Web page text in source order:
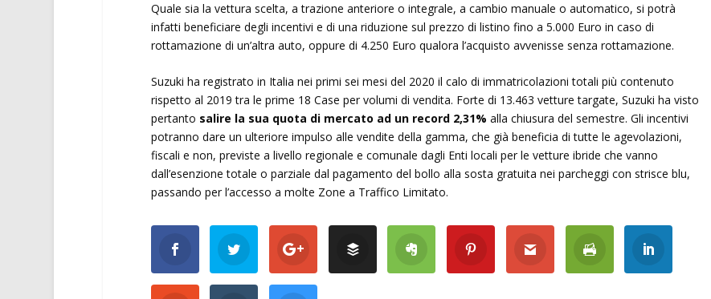
Quale sia la vettura scelta, a trazione anteriore o integrale, a cambio manuale o automatico, si potrà
infatti beneficiare degli incentivi e di una riduzione sul prezzo di listino fino a 5.000 Euro in caso di
rottamazione di un’altra auto, oppure di 4.250 Euro qualora l’acquisto avvenisse senza rottamazione.
Suzuki ha registrato in Italia nei primi sei mesi del 2020 il calo di immatricolazioni totali più contenuto
rispetto al 2019 tra le prime 18 Case per volumi di vendita. Forte di 13.463 vetture targate, Suzuki ha visto
pertanto salire la sua quota di mercato ad un record 2,31% alla chiusura del semestre. Gli incentivi
potranno dare un ulteriore impulso alle vendite della gamma, che già beneficia di tutte le agevolazioni,
fiscali e non, previste a livello regionale e comunale dagli Enti locali per le vetture ibride che vanno
dall’esenzione totale o parziale dal pagamento del bollo alla sosta gratuita nei parcheggi con strisce blu,
passando per l’accesso a molte Zone a Traffico Limitato.